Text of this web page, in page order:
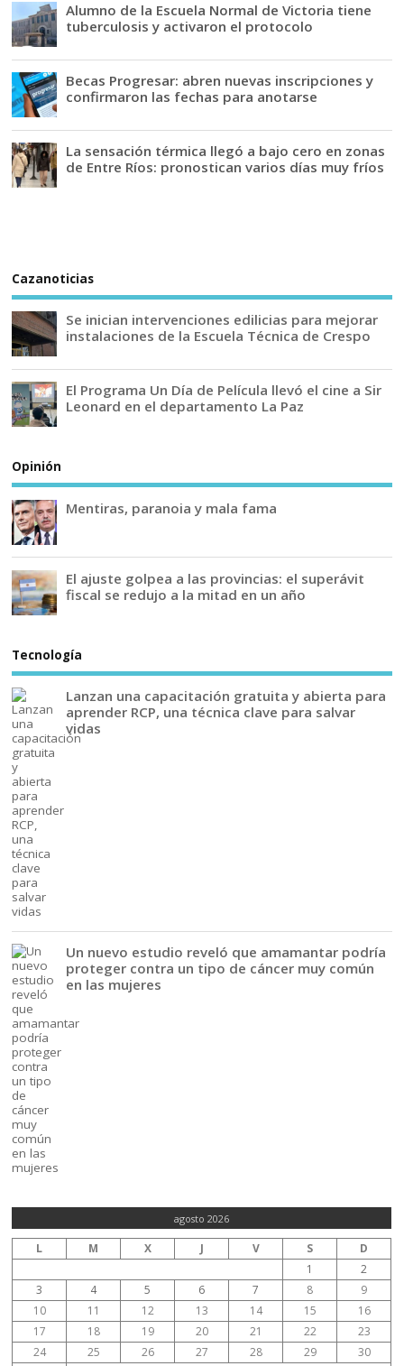
Alumno de la Escuela Normal de Victoria tiene
tuberculosis y activaron el protocolo
Becas Progresar: abren nuevas inscripciones y
confirmaron las fechas para anotarse
La sensación térmica llegó a bajo cero en zonas
de Entre Ríos: pronostican varios días muy fríos
Cazanoticias
Se inician intervenciones edilicias para mejorar
instalaciones de la Escuela Técnica de Crespo
El Programa Un Día de Película llevó el cine a Sir
Leonard en el departamento La Paz
Opinión
Mentiras, paranoia y mala fama
El ajuste golpea a las provincias: el superávit
fiscal se redujo a la mitad en un año
Tecnología
Lanzan una capacitación gratuita y abierta para
aprender RCP, una técnica clave para salvar
vidas
Un nuevo estudio reveló que amamantar podría
proteger contra un tipo de cáncer muy común
en las mujeres
agosto 2026
L M X J V S
D
1
2
3
4 5 6 7 8
9
10
11 12 13 14 15
16
17
18 19 20 21 22
23
24
25 26 27 28 29
30